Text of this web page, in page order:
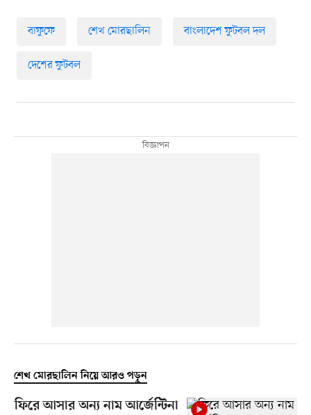
বাফুফে শেখ মোরছালিন বাংলাদেশ ফুটবল দল
দেশের ফুটবল
শেখ মোরছালিন নিয়ে আরও পড়ুন
ফিরে আসার অন্য নাম আর্জেন্টিনা